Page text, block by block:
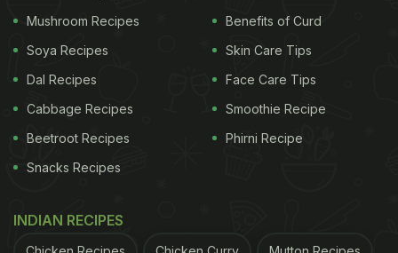
Mushroom Recipes
Soya Recipes
Dal Recipes
Cabbage Recipes
Beetroot Recipes
Snacks Recipes
Benefits of Curd
Skin Care Tips
Face Care Tips
Smoothie Recipe
Phirni Recipe
INDIAN RECIPES